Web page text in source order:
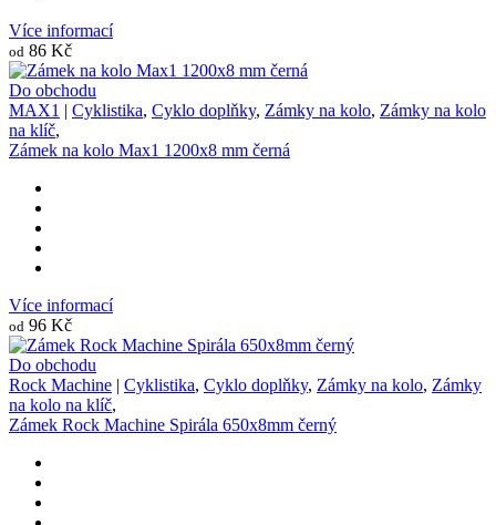
Více informací
od 86 Kč
Do obchodu
MAX1 | Cyklistika, Cyklo doplňky, Zámky na kolo, Zámky na kolo
na klíč,
Zámek na kolo Max1 1200x8 mm černá
Více informací
od 96 Kč
Do obchodu
Rock Machine | Cyklistika, Cyklo doplňky, Zámky na kolo, Zámky
na kolo na klíč,
Zámek Rock Machine Spirála 650x8mm černý